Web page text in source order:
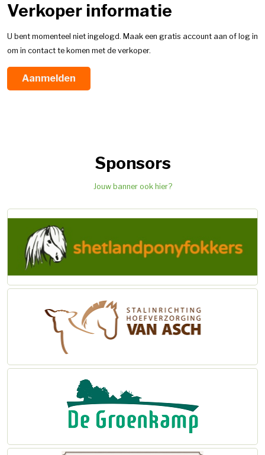
Verkoper informatie
U bent momenteel niet ingelogd. Maak een gratis account aan of log in
om in contact te komen met de verkoper.
Aanmelden
Sponsors
Jouw banner ook hier?